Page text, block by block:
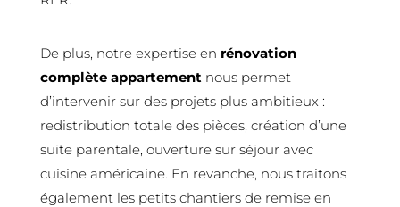
De plus, notre expertise en rénovation
complète appartementnous permet
d’intervenir sur des projets plus ambitieux :
redistribution totale des pièces, création d’une
suite parentale, ouverture sur séjour avec
cuisine américaine. En revanche, nous traitons
également les petits chantiers de remise en